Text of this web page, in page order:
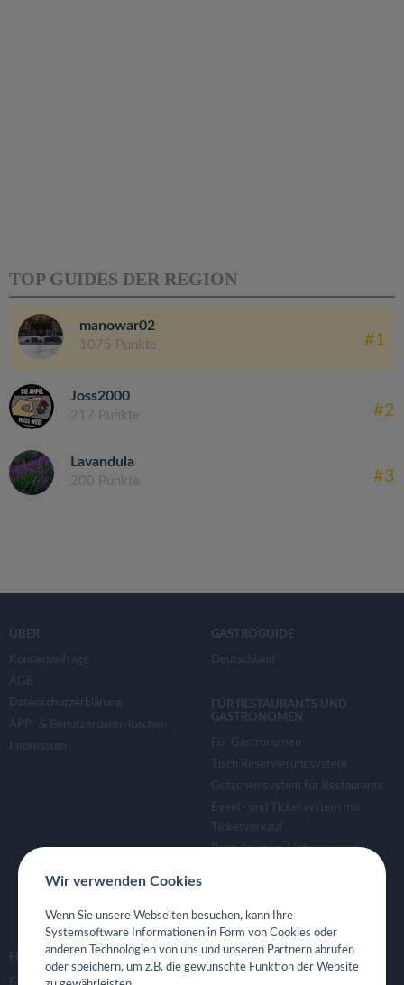
TOP GUIDES DER REGION
manowar02
1075 Punkte #1
Joss2000
217 Punkte #2
Lavandula
200 Punkte #3
ÜBER
Kontaktanfrage
AGB
Datenschutzerklärung
APP- & Benutzerdaten löschen
Impressum
GASTROGUIDE
Deutschland
FÜR RESTAURANTS UND
GASTRONOMEN
Für Gastronomen
Tisch Reservierungsystem
Gutscheinsystem für Restaurants
Event- und Ticketsystem mit
Ticketverkauf
Bestellsystem Lieferung und
Eigene App für Restaurant
FOLGE UNS
Facebook
Wir verwenden Cookies
Wenn Sie unsere Webseiten besuchen, kann Ihre
Systemsoftware Informationen in Form von Cookies oder
anderen Technologien von uns und unseren Partnern abrufen
oder speichern, um z.B. die gewünschte Funktion der Website